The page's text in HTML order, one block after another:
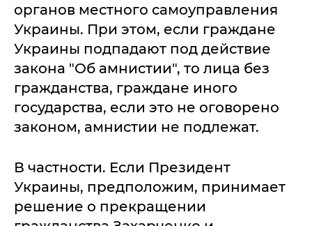
органов местного самоуправления
Украины. При этом, если граждане
Украины подпадают под действие
закона "Об амнистии", то лица без
гражданства, граждане иного
государства, если это не оговорено
законом, амнистии не подлежат.
В частности. Если Президент
Украины, предположим, принимает
решение о прекращении